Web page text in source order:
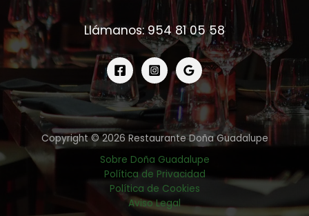
Llámanos: 954 81 05 58
Copyright © 2026 Restaurante Doña Guadalupe
Sobre Doña Guadalupe
Política de Privacidad
Política de Cookies
Aviso Legal